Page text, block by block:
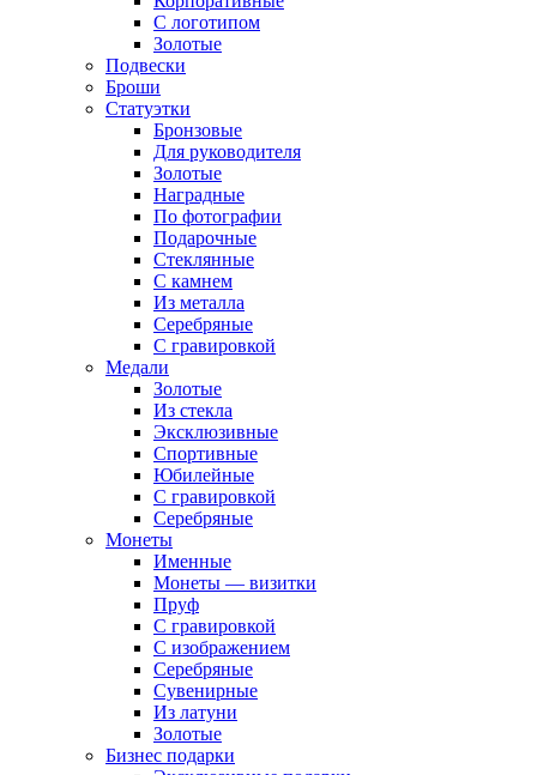
С логотипом
Золотые
Подвески
Броши
Статуэтки
Бронзовые
Для руководителя
Золотые
Наградные
По фотографии
Подарочные
Стеклянные
С камнем
Из металла
Серебряные
С гравировкой
Медали
Золотые
Из стекла
Эксклюзивные
Спортивные
Юбилейные
С гравировкой
Серебряные
Монеты
Именные
Монеты — визитки
Пруф
С гравировкой
С изображением
Серебряные
Сувенирные
Из латуни
Золотые
Бизнес подарки